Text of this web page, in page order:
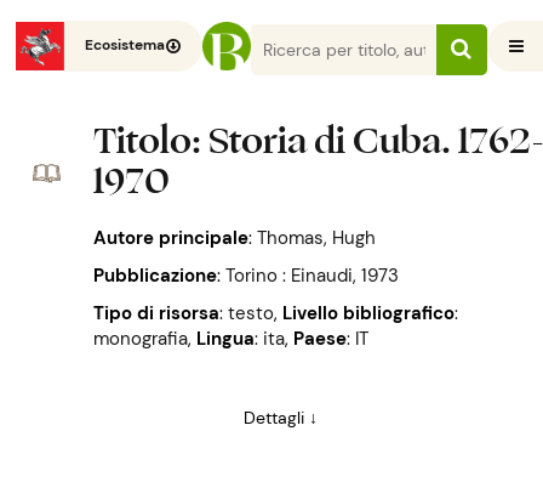
Ecosistema
Titolo: Storia di Cuba.
1970
Autore principale:Thomas, Hugh
Pubblicazione:Torino : Einaudi, 1973
Tipo di risorsa: testo, Livello bibliografico:
monografia, Lingua: ita, Paese: IT
Dettagli ↓